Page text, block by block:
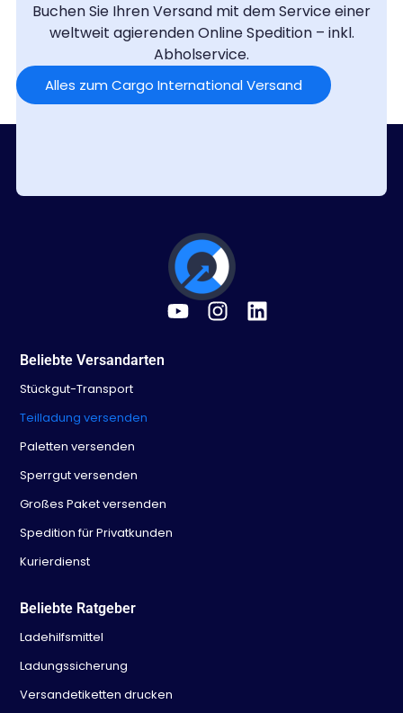
Buchen Sie Ihren Versand mit dem Service einer
weltweit agierenden Online Spedition – inkl.
Abholservice.
Alles zum Cargo International Versand
Beliebte Versandarten
Stückgut-Transport
Teilladung versenden
Paletten versenden
Sperrgut versenden
Großes Paket versenden
Spedition für Privatkunden
Kurierdienst
Beliebte Ratgeber
Ladehilfsmittel
Ladungssicherung
Versandetiketten drucken